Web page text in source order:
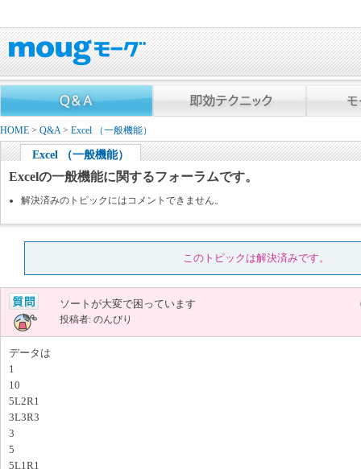
HOME > Q&A> Excel （一般機能）
Excel （一般機能）
Excelの一般機能に関するフォーラムです。
解決済みのトピックにはコメントできません。
このトピックは解決済みです。
ソートが大変で困っています
投稿者: のんびり
データは
1
10
5L2R1
3L3R3
3
5
5L1R1